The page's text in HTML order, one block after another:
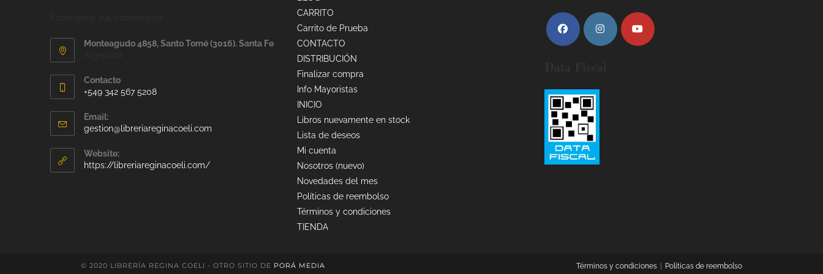
Monteagudo 4858, Santo Tomé (3016). Santa Fe
Contacto
+549 342 567 5208
Email:
gestion@libreriareginacoeli.com
Website:
https://libreriareginacoeli.com/
CARRITO
Carrito de Prueba
CONTACTO
DISTRIBUCIÓN
Finalizar compra
Info Mayoristas
INICIO
Libros nuevamente en stock
Lista de deseos
Mi cuenta
Nosotros (nuevo)
Novedades del mes
Políticas de reembolso
Términos y condiciones
TIENDA
Términos y condiciones Políticas de reembolso
© 2020 LIBRERÍA REGINA COELI - OTRO SITIO DE PORÁ MEDIA